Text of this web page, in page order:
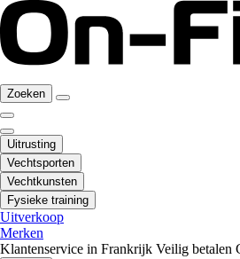
Zoeken
Uitrusting
Vechtsporten
Vechtkunsten
Fysieke training
Uitverkoop
Merken
Klantenservice in Frankrijk Veilig betalen